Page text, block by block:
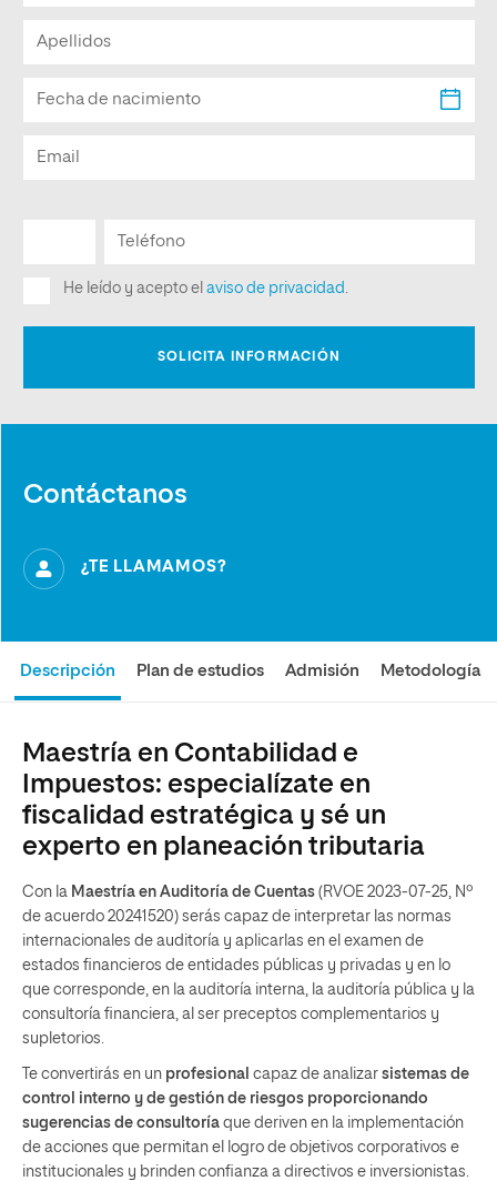
Descripción Plan de estudios Admisión Metodología
Maestría en Contabilidad e
Impuestos: especialízate en
fiscalidad estratégica y sé un
experto en planeación tributaria
Con la Maestría en Auditoría de Cuentas (RVOE 2023-07-25, Nº
de acuerdo 20241520) serás capaz de interpretar las normas
internacionales de auditoría y aplicarlas en el examen de
estados financieros de entidades públicas y privadas y en lo
que corresponde, en la auditoría interna, la auditoría pública y la
consultoría financiera, al ser preceptos complementarios y
supletorios.
Te convertirás en un profesional capaz de analizar sistemas de
control interno y de gestión de riesgos proporcionando
sugerencias de consultoría que deriven en la implementación
de acciones que permitan el logro de objetivos corporativos e
institucionales y brinden confianza a directivos e inversionistas.
Contáctanos
¿TE LLAMAMOS?